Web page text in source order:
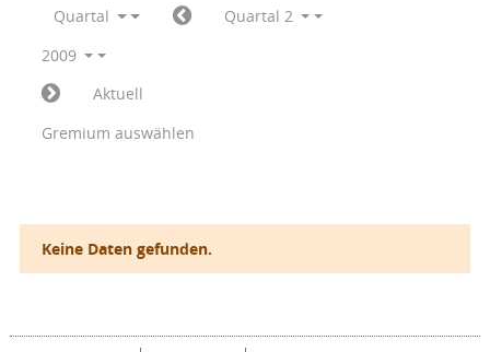
Quartal
Quartal 2
2009
Aktuell
Gremium auswählen
Keine Daten gefunden.